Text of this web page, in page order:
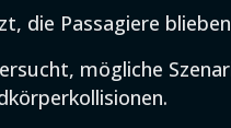
die Passagiere
mögliche